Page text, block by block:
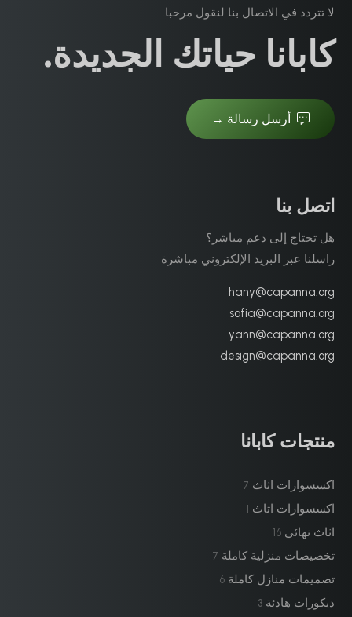
لا تتردد في الاتصال بنا لنقول مرحبا.
كابانا حياتك الجديدة.
أرسل رسالة →
اتصل بنا
هل تحتاج إلى دعم مباشر؟
راسلنا عبر البريد الإلكتروني مباشرة
hany@capanna.org
sofia@capanna.org
yann@capanna.org
design@capanna.org
منتجات كابانا
اكسسوارات اثاث 7
اكسسوارات اثاث 1
اثاث نهائي16
تخصيصات منزلية كاملة 7
تصميمات منازل كاملة6
ديكورات هادئة3